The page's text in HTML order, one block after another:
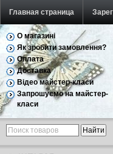
Главная страница
Обратная связь
О магазині
Як зробити замовлення?
Оплата
Доставка
Відео майстер-класи
Запрошуємо на майстер-
класи